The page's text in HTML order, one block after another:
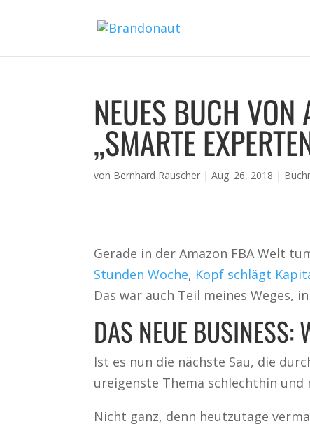
NEUES BUCH VON
„SMARTE
von Bernhard Rauscher |Aug. 26, 2018 |
Gerade in der Amazon FBA Welt
Stunden Woche, Kopf schlägt
Das war auch Teil meines Weges,
DAS NEUE BUSINESS:
Ist es nun die nächste Sau, die
ureigenste Thema schlechthin
Nicht ganz, denn heutzutage